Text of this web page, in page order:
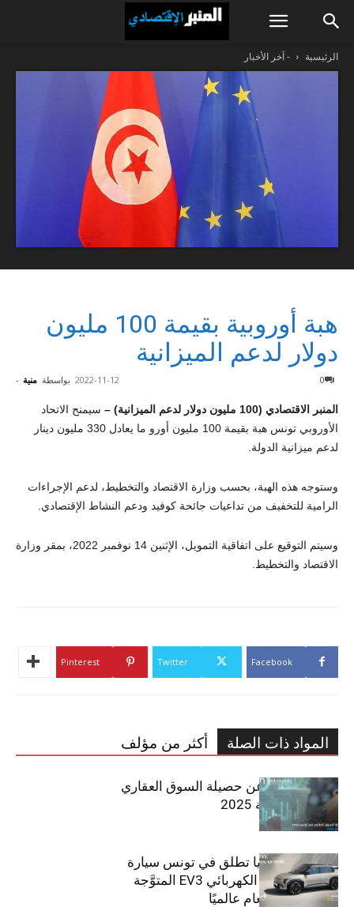
الرئيسية - آخر الأخبار
هبة أوروبية بقيمة 100 مليون
دولار لدعم الميزانية
بواسطة منية - 2022-11-12 0
المنبر الاقتصادي (100 مليون دولار لدعم الميزانية) –
سيمنح الاتحاد
الأوروبي تونس هبة بقيمة 100 مليون أورو ما يعادل 330 مليون دينار
لدعم ميزانية الدولة.
وستوجه هذه الهبة، بحسب وزارة الاقتصاد والتخطيط، لدعم الإجراءات
الرامية للتخفيف من تداعيات جائحة كوفيد ودعم النشاط الإقتصادي.
وسيتم التوقيع على اتفاقية التمويل، الإثنين 14 نوفمبر 2022، بمقر وزارة
الاقتصاد والتخطيط.
Facebook
Twitter
Pinterest
المواد ذات الصلة أكثر من مؤلف
مبوب تكشف عن حصيلة السوق العقاري
في تونس لسنة 2025
سيتي كارز – كيا تطلق في تونس سيارة
الـدفع الرباعي الكهربائي EV3 المتوَّجة
بلقب سيارة العام عالميًا